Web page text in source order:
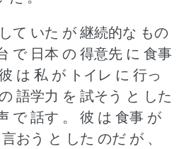
て いた が 継続的な もの
で 日本 の 得意先 に 食事
は 私 が トイレ に 行っ
語学力 を 試そう と した
で 話す 。
彼 は 食事 が
おう と した のだ が 、